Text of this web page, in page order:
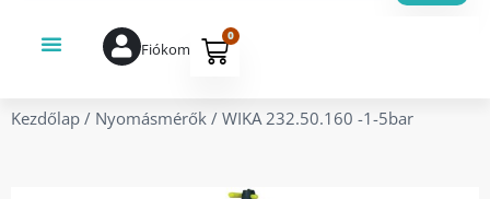
Fiókom
0
Kezdőlap / Nyomásmérők / WIKA 232.50.160 -1-5bar